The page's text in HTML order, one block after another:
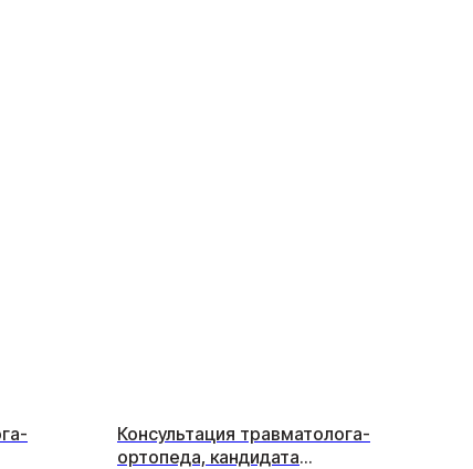
Консультация травматолога-
ортопеда, кандидата